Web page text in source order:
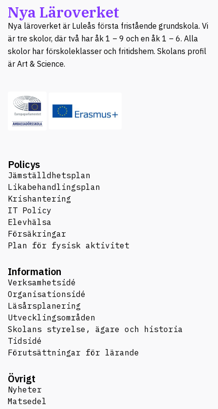
Nya Läroverket
Nya läroverket är Luleås första fristående grundskola. Vi
är tre skolor, där två har åk 1 – 9 och en åk 1 – 6. Alla
skolor har förskoleklasser och fritidshem. Skolans profil
är Art & Science.
Policys
Jämställdhetsplan
Likabehandlingsplan
Krishantering
IT Policy
Elevhälsa
Försäkringar
Plan för fysisk aktivitet
Information
Verksamhetsidé
Organisationsidé
Läsårsplanering
Utvecklingsområden
Skolans styrelse, ägare och historia
Tidsidé
Förutsättningar för lärande
Övrigt
Nyheter
Matsedel